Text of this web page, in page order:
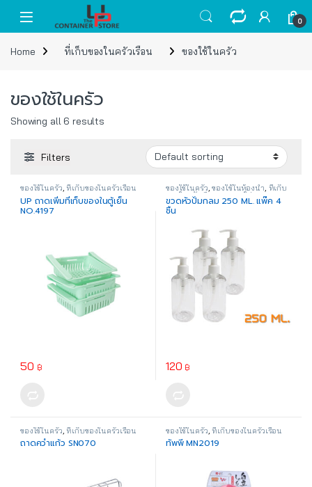
Open 0
Home ที่เก็บของในครัวเรือน ของใช้ในครัว
ของใช้ในครัว
Showing all 6 results
Filters
ของใช้ในครัว,ที่เก็บของในครัวเรือน
UP ถาดเพิ่มที่เก็บของในตู้เย็น
NO.4197
50 ฿
This product has multiple variants. The options may be chosen
ของใช้ในครัว,ของใช้ในห้องน้ำ, ที่เก็บ
ของในครัวเรือน ภาชนะใส่ของเหลว
ขวดหัวปั๊มกลม 250 ML. แพ๊ค 4
ชิ้น
120 ฿
ของใช้ในครัว ,ที่เก็บของในครัวเรือน
ถาดคว่ำแก้ว SN070
ของใช้ในครัว ,ที่เก็บของในครัวเรือน
ทัพพี MN2019